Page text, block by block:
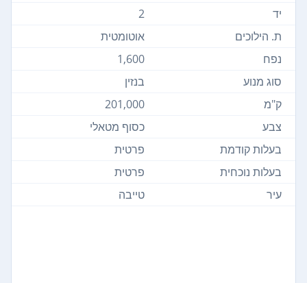
יד
2
ת. הילוכים
אוטומטית
נפח
1,600
סוג מנוע
בנזין
ק"מ
201,000
צבע
כסוף מטאלי
בעלות קודמת
פרטית
בעלות נוכחית
פרטית
עיר
טייבה